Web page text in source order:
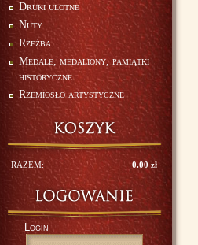
Druki ulotne
Nuty
Rzeźba
Medale, medaliony, pamiątki
historyczne
Rzemiosło artystyczne
RAZEM: 0.00 zł
Login